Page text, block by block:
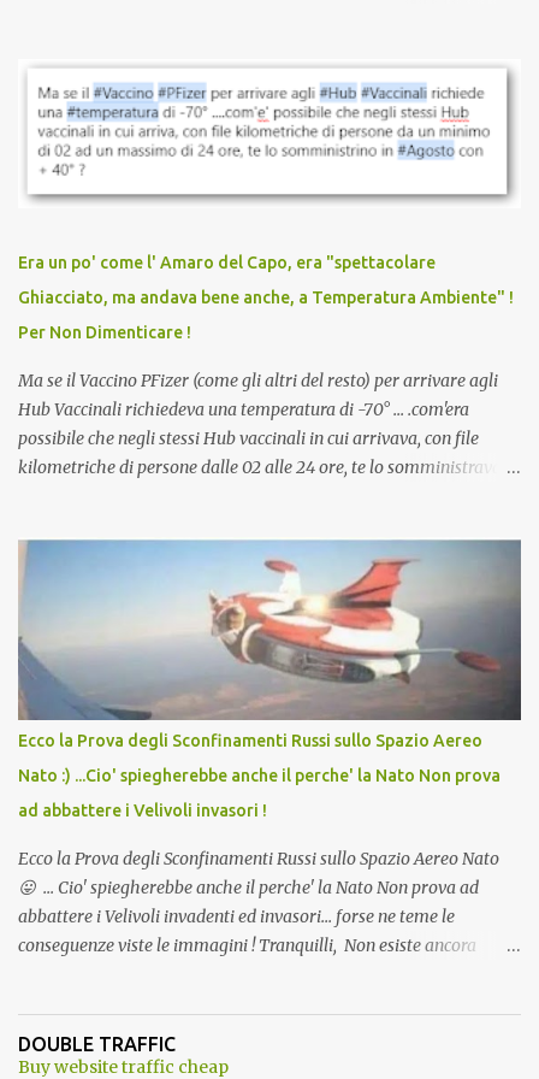
vaccinazione. Non avevamo mai sentito parlare di ricompense,
sconti, incentivi per vaccinarsi. Non avevamo mai visto
discriminazioni per coloro che non l’hanno fatto. Se non sei stato
vaccinato, nessuno aveva prima cercato di farti sentire una
persona cattiva. Non avevamo mai visto un vaccino che minacci le
vaccino usato per minacciare i mezzi di sussistenza, il lavoro o la
scuola. Non avevamo mai visto un vaccino che permettesse a un
dodicenne di ignorare il consenso dei genitori. Dopo tutti i vaccini
che abbiamo elencato sopra...
Era un po' come l' Amaro del Capo, era "spettacolare
Ghiacciato, ma andava bene anche, a Temperatura Ambiente" !
Per Non Dimenticare !
Ma se il Vaccino PFizer (come gli altri del resto) per arrivare agli
Hub Vaccinali richiedeva una temperatura di -70° ... .com'era
possibile che negli stessi Hub vaccinali in cui arrivava, con file
kilometriche di persone dalle 02 alle 24 ore, te lo somministravano
Vaccino come: l' Amaro del Capo, era "spettacolare Ghiacciato, ma
andava bene anche, a Temperatura Ambiente"! Riproponiamo
l'articolo per NON Dimenticare!
Ecco la Prova degli Sconfinamenti Russi sullo Spazio Aereo
Nato :) ...Cio' spiegherebbe anche il perche' la Nato Non prova
ad abbattere i Velivoli invasori !
Ecco la Prova degli Sconfinamenti Russi sullo Spazio Aereo Nato
😛 ... Cio' spiegherebbe anche il perche' la Nato Non prova ad
abbattere i Velivoli invadenti ed invasori... forse ne teme le
conseguenze viste le immagini ! Tranquilli, Non esiste ancora
ancora una fantasia Nato o forse una "False Flag", per provocare
una guerra mondiale che difficilmente da menti sane, potrebbe
DOUBLE TRAFFIC
Buy website traffic cheap